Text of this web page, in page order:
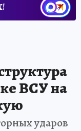
ВСУ на
ударов